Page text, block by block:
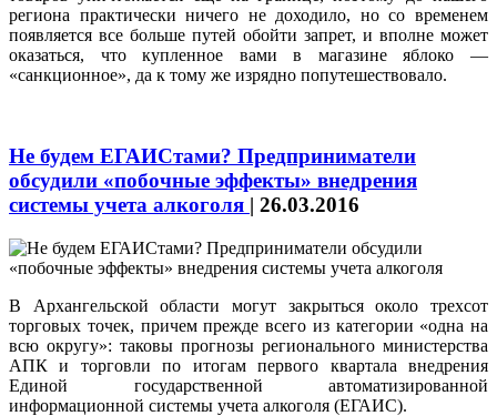
региона практически ничего не доходило, но со временем
появляется все больше путей обойти запрет, и вполне может
оказаться, что купленное вами в магазине яблоко —
«санкционное», да к тому же изрядно попутешествовало.
Не будем ЕГАИСтами? Предприниматели
обсудили «побочные эффекты» внедрения
системы учета алкоголя | 26.03.2016
В Архангельской области могут закрыться около трехсот
торговых точек, причем прежде всего из категории «одна на
всю округу»: таковы прогнозы регионального министерства
АПК и торговли по итогам первого квартала внедрения
Единой государственной автоматизированной
информационной системы учета алкоголя (ЕГАИС).